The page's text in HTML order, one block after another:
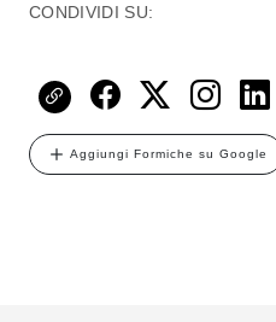
CONDIVIDI SU:
Aggiungi Formiche su Google